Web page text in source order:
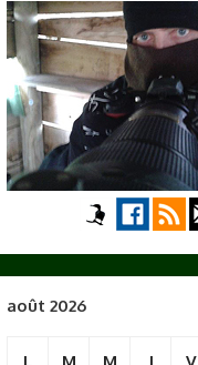
août 2026